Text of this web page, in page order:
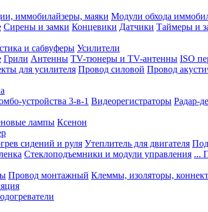
иммобилайзеры, маяки Модули обхода
Сирены и замки Концевики Датчики Таймеры и
и сабвуферы Усилители
Грили Антенны TV-тюнеры и TV-антенны ISO
для усилителя Провод силовой Провод
устройства 3-в-1 Видеорегистраторы Радар-
лампы Ксенон
сидений и руля Утеплитель для двигателя
Стеклоподъемники и модули управления ...
Провод монтажный Клеммы, изоляторы,